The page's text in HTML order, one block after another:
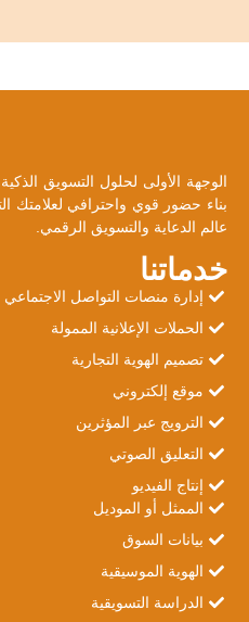
الوجهة الأولى لحلول التسويق
بناء حضور قوي واحترافي لعلامتك
عالم الدعاية والتسويق الرقمي.
خدماتنا
إدارة منصات التواصل الاجتماعي
الحملات الإعلانية الممولة
تصميم الهوية التجارية
موقع إلكتروني
الترويج عبر المؤثرين
التعليق الصوتي
إنتاج الفيديو
الممثل أو الموديل
بيانات السوق
الهوية الموسيقية
الدراسة التسويقية